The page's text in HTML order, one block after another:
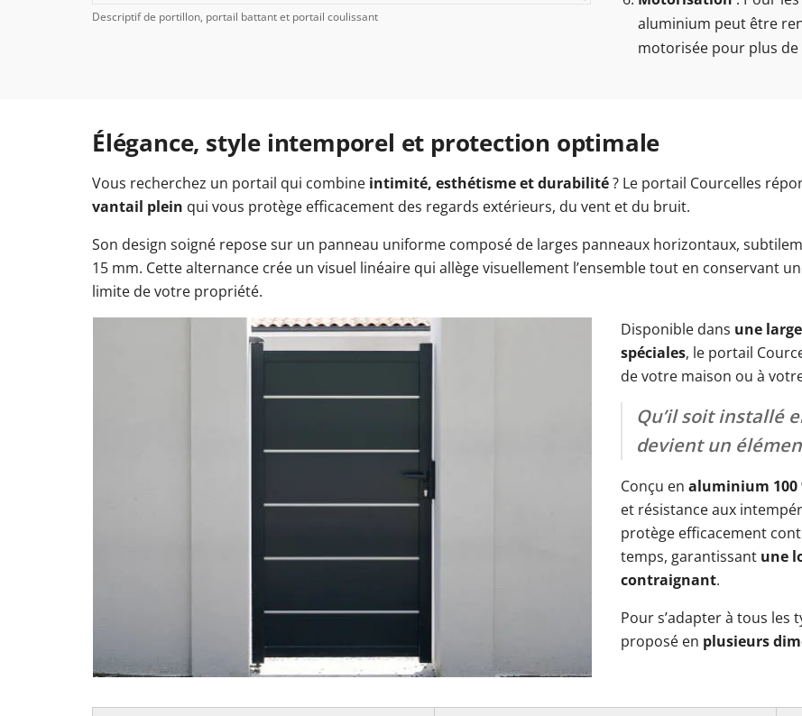
Descriptif de portillon, portail battant et portail coulissant
aluminium peut être
motorisée pour plus
Élégance, style intemporel et protection optimale
Vous recherchez un portail qui combine intimité, esthétisme et durabilité? Le portail Courcelles
vantail plein qui vous protège efficacement des regards extérieurs, du vent et du bruit.
Son design soigné repose sur un panneau uniforme composé de larges panneaux horizontaux,
15 mm. Cette alternance crée un visuel linéaire qui allège visuellement l’ensemble tout en conservant
limite de votre propriété.
Disponible dans une
spéciales, le portail
de votre maison ou à
Qu’il soit installé
devient un
Conçu en aluminium 100
et résistance aux
protège efficacement
temps, garantissant une
contraignant.
Pour s’adapter à tous les
proposé en plusieurs